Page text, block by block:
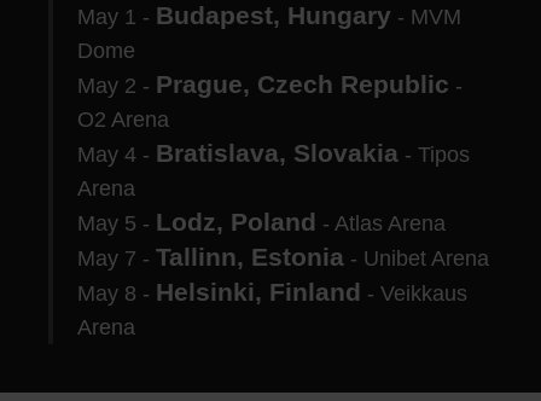
May 1 - Budapest, Hungary - MVM
Dome
May 2 - Prague, Czech Republic -
O2 Arena
May 4 - Bratislava, Slovakia - Tipos
Arena
May 5 - Lodz, Poland - Atlas Arena
May 7 - Tallinn, Estonia - Unibet Arena
May 8 - Helsinki, Finland - Veikkaus
Arena